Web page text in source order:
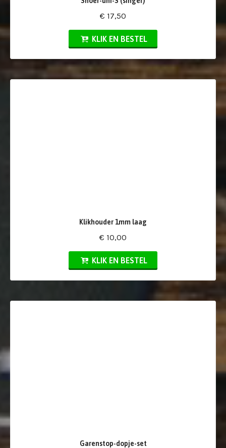
€ 17,50
KLIK EN BESTEL
Klikhouder 1mm laag
€ 10,00
KLIK EN BESTEL
Garenstop-dopje-set